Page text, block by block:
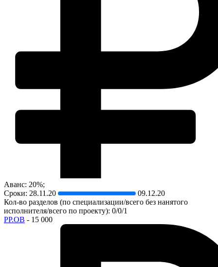
Аванс: 20%;
Сроки: 28.11.20
09.12.20
Кол-во разделов (по специализации/всего без нанятого
исполнителя/всего по проекту): 0/0/1
РР.ОВ - 15 000